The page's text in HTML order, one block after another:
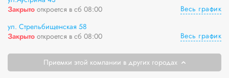
Закрыто откроется в сб 08:00
Весь график
ул. Стрельбищенская 58
Закрыто откроется в сб 08:00 Весь график
Приемки этой компании в других городах